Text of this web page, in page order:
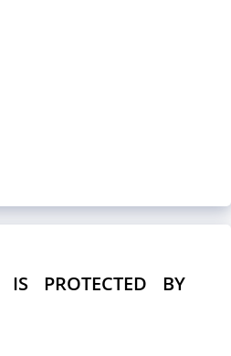
IS PROTECTED BY